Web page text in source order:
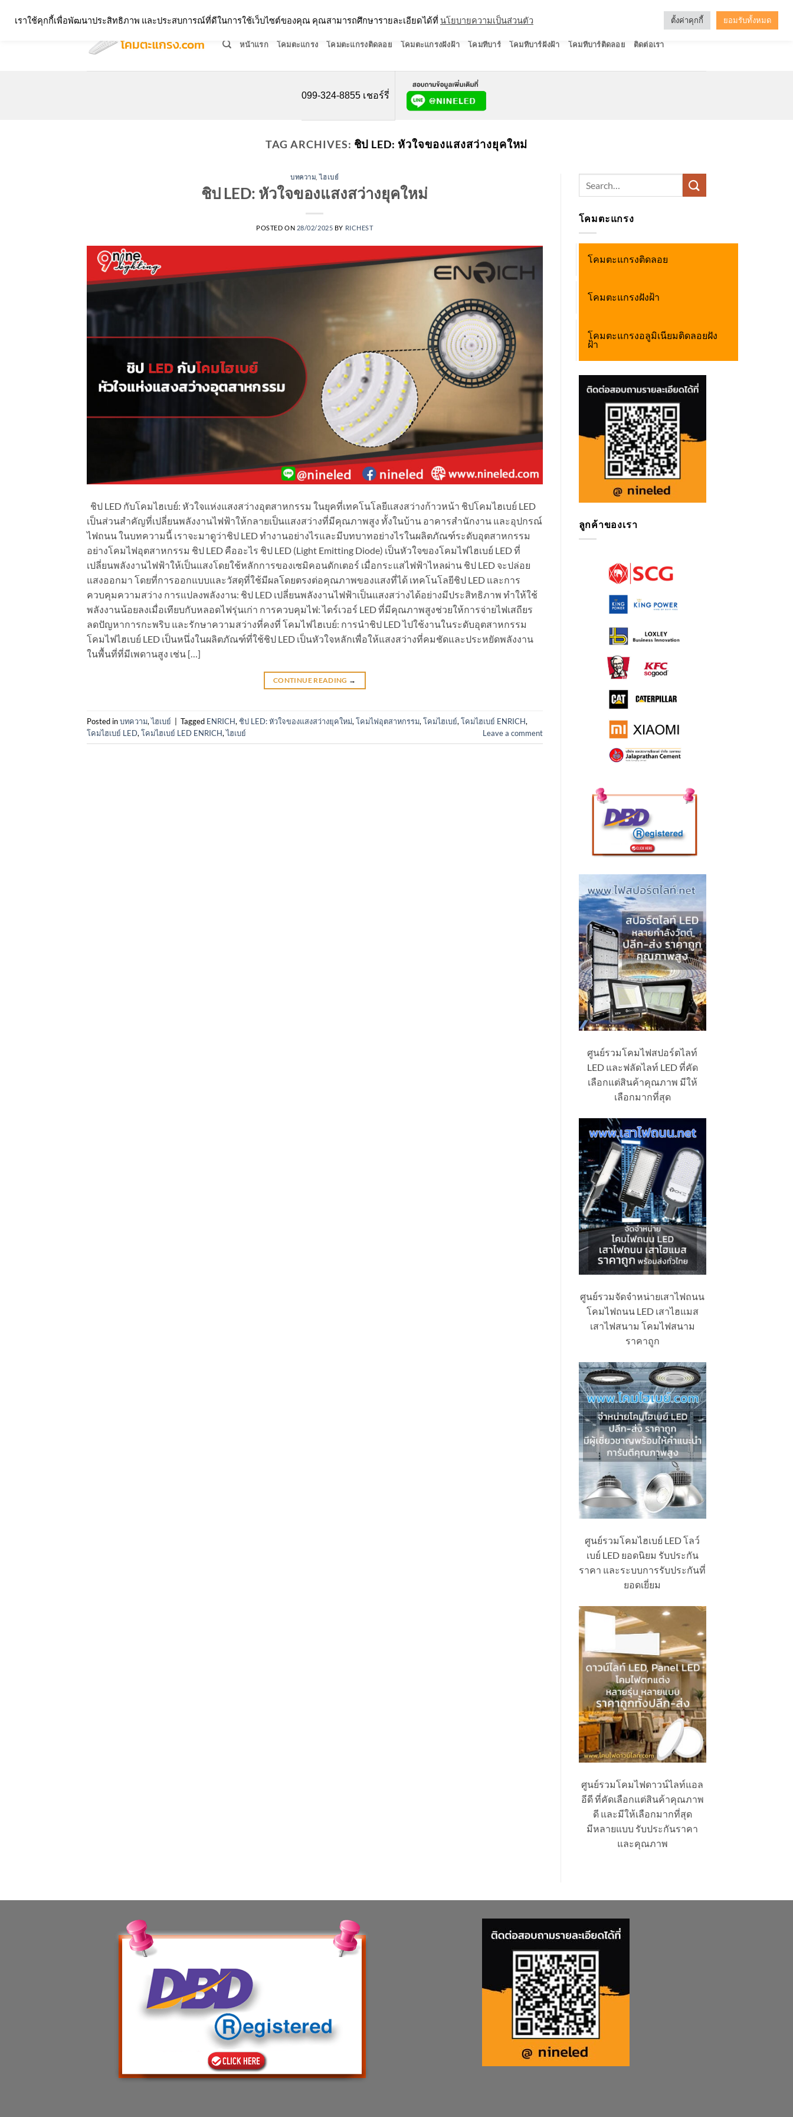
หน้าแรก โคมตะแกรง โคมตะแกรงติดลอย โคมตะแกรงฝังฝ้า โคมทีบาร์ โคมทีบาร์ฝังฝ้า โคมทีบาร์ติดลอย ติดต่อเรา
099-324-8855 เชอร์รี่
TAG ARCHIVES: ชิป LED: หัวใจของแสงสว่างยุคใหม่
บทความ ,ไฮเบย์
ชิป LED: หัวใจของแสงสว่างยุคใหม่
POSTED ON 28/02/2025 BY RICHEST
ชิป LED กับโคมไฮเบย์: หัวใจแห่งแสงสว่างอุตสาหกรรม ในยุคที่เทคโนโลยีแสงสว่างก้าวหน้า ชิปโคมไฮเบย์ LED
เป็นส่วนสำคัญที่เปลี่ยนพลังงานไฟฟ้าให้กลายเป็นแสงสว่างที่มีคุณภาพสูง ทั้งในบ้าน อาคารสำนักงาน และอุปกรณ์
ไฟถนน ในบทความนี้ เราจะมาดูว่าชิป LED ทำงานอย่างไรและมีบทบาทอย่างไรในผลิตภัณฑ์ระดับอุตสาหกรรม
อย่างโคมไฟอุตสาหกรรม ชิป LED คืออะไร ชิป LED (Light Emitting Diode) เป็นหัวใจของโคมไฟไฮเบย์ LED ที่
เปลี่ยนพลังงานไฟฟ้าให้เป็นแสงโดยใช้หลักการของเซมิคอนดักเตอร์ เมื่อกระแสไฟฟ้าไหลผ่าน ชิป LED จะปล่อย
แสงออกมา โดยที่การออกแบบและวัสดุที่ใช้มีผลโดยตรงต่อคุณภาพของแสงที่ได้ เทคโนโลยีชิป LED และการ
ควบคุมความสว่าง การแปลงพลังงาน: ชิป LED เปลี่ยนพลังงานไฟฟ้าเป็นแสงสว่างได้อย่างมีประสิทธิภาพ ทำให้ใช้
พลังงานน้อยลงเมื่อเทียบกับหลอดไฟรุ่นเก่า การควบคุมไฟ: ไดร์เวอร์ LED ที่มีคุณภาพสูงช่วยให้การจ่ายไฟเสถียร
ลดปัญหาการกะพริบ และรักษาความสว่างที่คงที่ โคมไฟไฮเบย์: การนำชิป LED ไปใช้งานในระดับอุตสาหกรรม
โคมไฟไฮเบย์ LED เป็นหนึ่งในผลิตภัณฑ์ที่ใช้ชิป LED เป็นหัวใจหลักเพื่อให้แสงสว่างที่คมชัดและประหยัดพลังงาน
ในพื้นที่ที่มีเพดานสูง เช่น […]
CONTINUE READING →
Posted inบทความ,ไฮเบย์ | Tagged ENRICH, ชิป LED: หัวใจของแสงสว่างยุคใหม่, โคมไฟอุตสาหกรรม, โคมไฮเบย์, โคมไฮเบย์ ENRICH,
โคมไฮเบย์ LED, โคมไฮเบย์ LED ENRICH,ไฮเบย์ Leave a comment
โคมตะแกรง
โคมตะแกรงติดลอย
โคมตะแกรงฝังฝ้า
โคมตะแกรงอลูมิเนียมติดลอยฝัง
ฝ้า
ลูกค้าของเรา
ศูนย์รวมโคมไฟสปอร์ตไลท์
LED และฟลัดไลท์ LED ที่คัด
เลือกแต่สินค้าคุณภาพ มีให้
เลือกมากที่สุด
ศูนย์รวมจัดจำหน่ายเสาไฟถนน
โคมไฟถนน LED เสาไฮแมส
เสาไฟสนาม โคมไฟสนาม
ราคาถูก
ศูนย์รวมโคมไฮเบย์ LED โลว์
เบย์ LED ยอดนิยม รับประกัน
ราคา และระบบการรับประกันที่
ยอดเยี่ยม
ศูนย์รวมโคมไฟดาวน์ไลท์แอล
อีดี ที่คัดเลือกแต่สินค้าคุณภาพ
ดี และมีให้เลือกมากที่สุด
มีหลายแบบ รับประกันราคา
และคุณภาพ
เราใช้คุกกี้เพื่อพัฒนาประสิทธิภาพ และประสบการณ์ที่ดีในการใช้เว็บไซต์ของคุณ คุณสามารถศึกษารายละเอียดได้ที่ นโยบายความเป็นส่วนตัว ตั้งค่าคุกกี้ ยอมรับทั้งหมด